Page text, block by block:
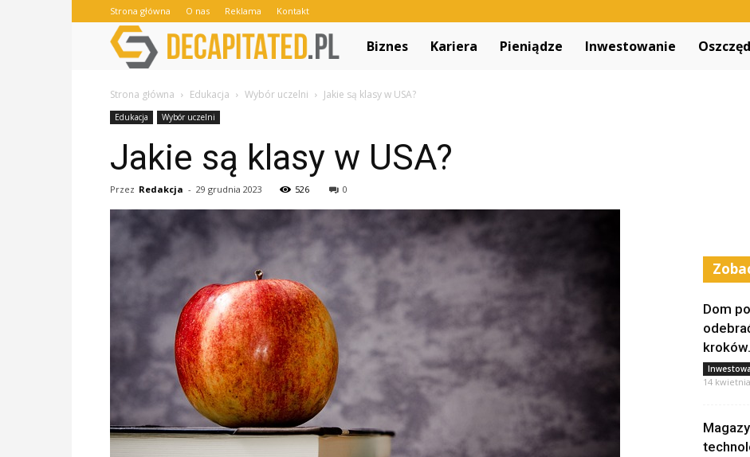
Strona główna O nas Reklama Kontakt
Decapitated.pl
Biznes Kariera Pieniądze Inwestowanie
Strona główna Edukacja Wybór uczelni Jakie są klasy w USA?
Edukacja Wybór uczelni
Jakie są klasy w USA?
Przez Redakcja - 29 grudnia 2023 526 0
Dom
14